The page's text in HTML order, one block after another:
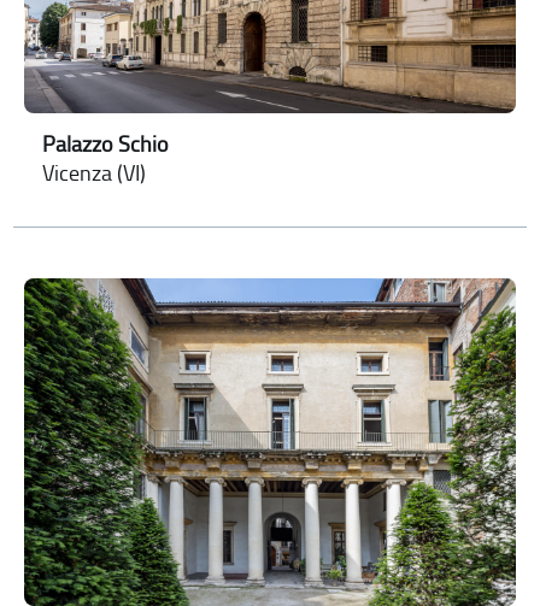
Palazzo Schio
Vicenza (VI)